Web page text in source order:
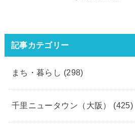
記事カテゴリー
まち・暮らし (298)
千里ニュータウン（大阪） (425)